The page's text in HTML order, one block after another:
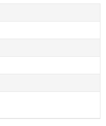
徒歩15分。お車通勤可能
全室個室）『特別養護老
法人鈴の音会（本部：福
市内を中心に特別養護老
者福祉サービス事業を
人生の先輩を大切にす
が出発点！◎
お迎えします。ご利用者